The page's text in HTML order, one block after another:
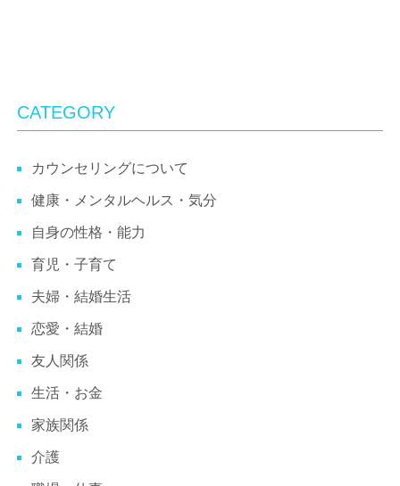
CATEGORY
カウンセリングについて
健康・メンタルヘルス・気分
自身の性格・能力
育児・子育て
夫婦・結婚生活
恋愛・結婚
友人関係
生活・お金
家族関係
介護